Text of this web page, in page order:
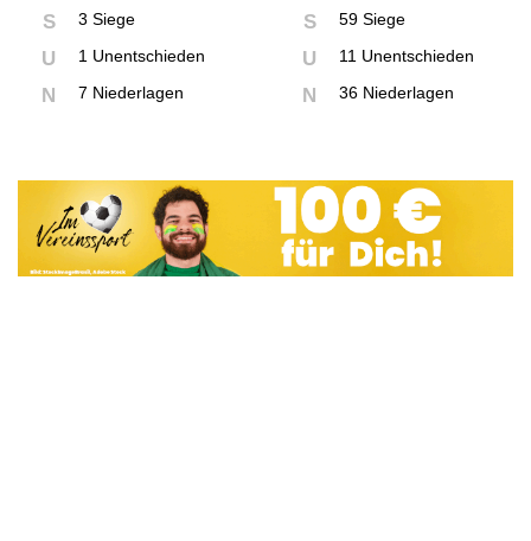
S 3 Siege
U 1 Unentschieden
N 7 Niederlagen
S 59 Siege
U 11 Unentschieden
N 36 Niederlagen